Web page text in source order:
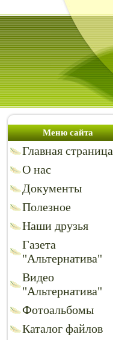
Меню сайта
Главная страница
О нас
Документы
Полезное
Наши друзья
Газета
"Альтернатива"
Видео
"Альтернатива"
Фотоальбомы
Каталог файлов